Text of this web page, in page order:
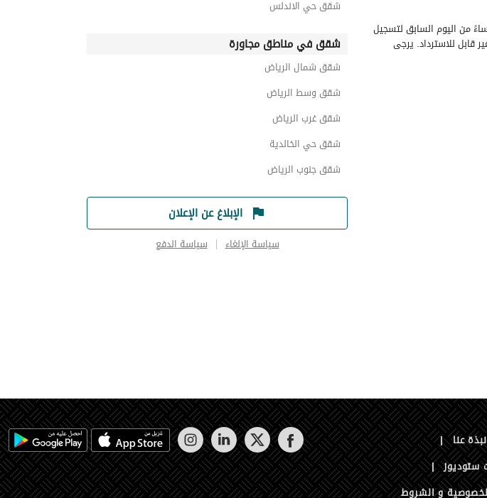
مجاني قبل الساعة 11:59 مساءً من اليوم السابق لتسجيل
قابل للاسترداد. يرجى
شقق حي الاندلس
شقق في مناطق مجاورة
شقق شمال الرياض
شقق وسط الرياض
شقق غرب الرياض
شقق حي الخالدية
شقق جنوب الرياض
الإبلاغ عن الإعلان
سياسة الإلغاء سياسة الدفع
نبذة عنا |
ستوديوز |
و الشروط